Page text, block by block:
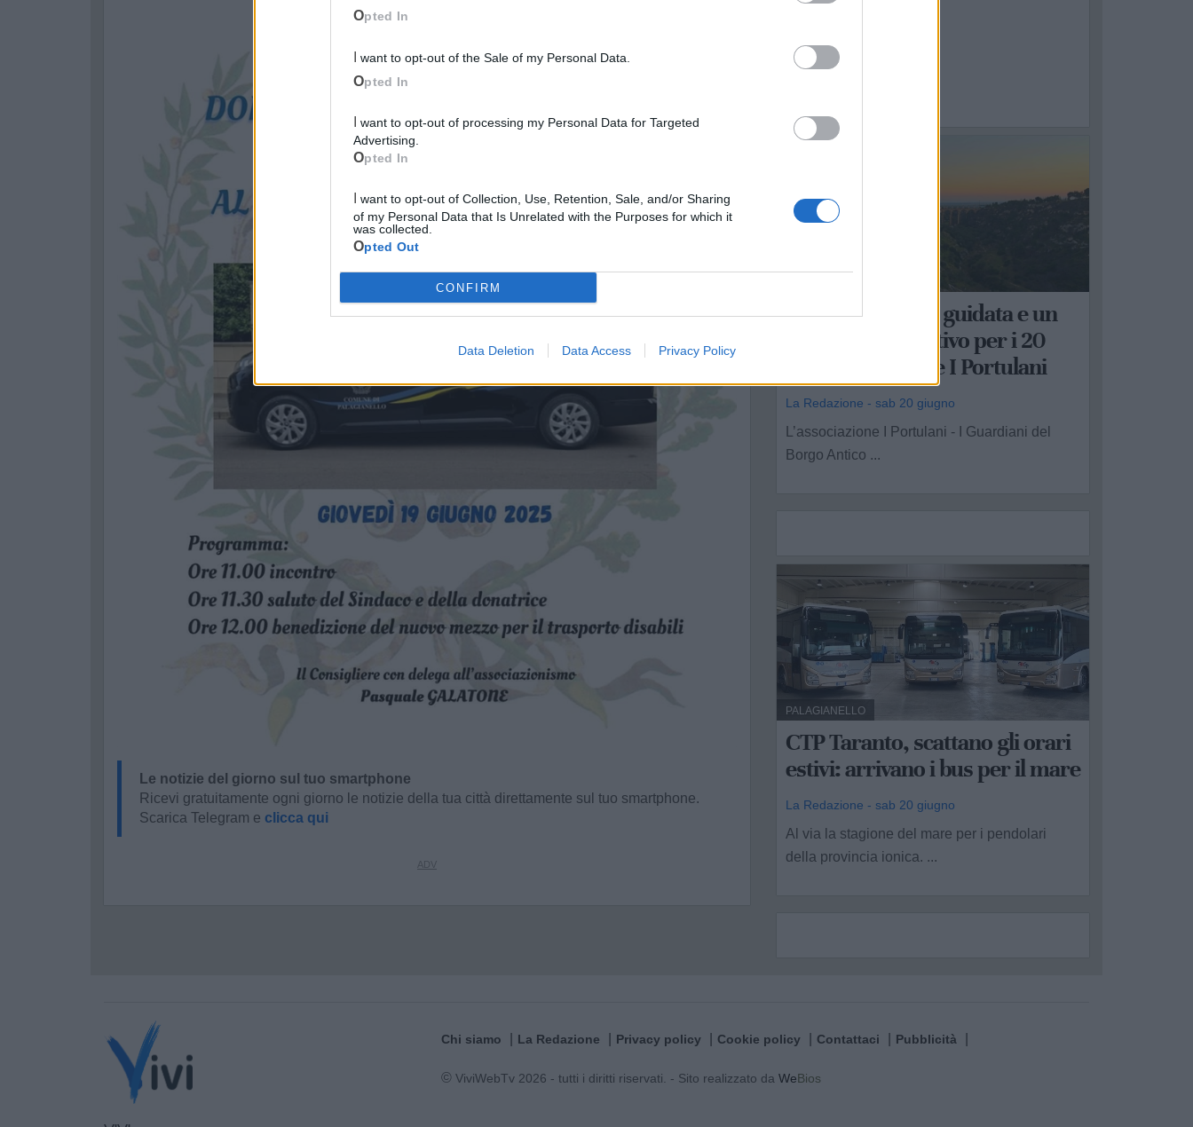
Opted In
I want to opt-out of the Sale of my Personal Data.
Opted In
Advertising.
Opted In
of my Personal Data that Is Unrelated with the Purposes for which it
was collected.
Opted Out
CONFIRM
Data Deletion Data Access Privacy Policy
Le notizie del giorno sul tuo smartphone
Ricevi gratuitamente ogni giorno le notizie della tua città direttamente sul tuo smartphone.
Scarica Telegram e clicca qui
Una passeggiata guidata e un
laboratorio creativo per i 20
anni di attività de I Portulani
La Redazione - sab 20 giugno
L’associazione I Portulani - I Guardiani del
Borgo Antico ...
PALAGIANELLO
CTP Taranto, scattano gli orari
estivi: arrivano i bus per il mare
La Redazione - sab 20 giugno
Al via la stagione del mare per i pendolari
della provincia ionica. ...
Chi siamo La Redazione Privacy policy Cookie policy Contattaci Pubblicità
© ViviWebTv 2026 - tutti i diritti riservati. - Sito realizzato da WeBios